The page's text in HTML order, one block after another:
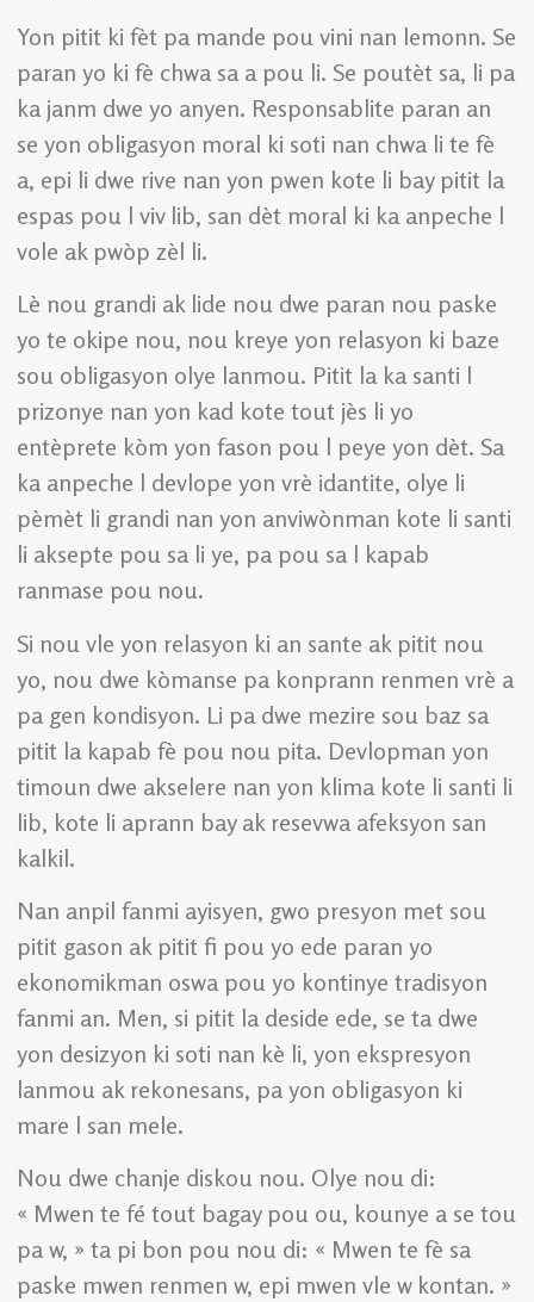
Yon pitit ki fèt pa mande pou vini nan lemonn. Se
paran yo ki fè chwa sa a pou li. Se poutèt sa, li pa
ka janm dwe yo anyen. Responsablite paran an
se yon obligasyon moral ki soti nan chwa li te fè
a, epi li dwe rive nan yon pwen kote li bay pitit la
espas pou l viv lib, san dèt moral ki ka anpeche l
vole ak pwòp zèl li.
Lè nou grandi ak lide nou dwe paran nou paske
yo te okipe nou, nou kreye yon relasyon ki baze
sou obligasyon olye lanmou. Pitit la ka santi l
prizonye nan yon kad kote tout jès li yo
entèprete kòm yon fason pou l peye yon dèt. Sa
ka anpeche l devlope yon vrè idantite, olye li
pèmèt li grandi nan yon anviwònman kote li santi
li aksepte pou sa li ye, pa pou sa l kapab
ranmase pou nou.
Si nou vle yon relasyon ki an sante ak pitit nou
yo, nou dwe kòmanse pa konprann renmen vrè a
pa gen kondisyon. Li pa dwe mezire sou baz sa
pitit la kapab fè pou nou pita. Devlopman yon
timoun dwe akselere nan yon klima kote li santi li
lib, kote li aprann bay ak resevwa afeksyon san
kalkil.
Nan anpil fanmi ayisyen, gwo presyon met sou
pitit gason ak pitit fi pou yo ede paran yo
ekonomikman oswa pou yo kontinye tradisyon
fanmi an. Men, si pitit la deside ede, se ta dwe
yon desizyon ki soti nan kè li, yon ekspresyon
lanmou ak rekonesans, pa yon obligasyon ki
mare l san mele.
Nou dwe chanje diskou nou. Olye nou di:
« Mwen te fé tout bagay pou ou, kounye a se tou
pa w, » ta pi bon pou nou di: « Mwen te fè sa
paske mwen renmen w, epi mwen vle w kontan. »